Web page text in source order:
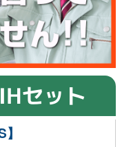
セット